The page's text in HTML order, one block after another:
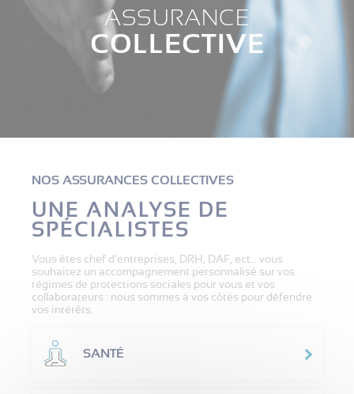
ASSURANCE
COLLECTIVE
NOS ASSURANCES COLLECTIVES
UNE ANALYSE DE
SPÉCIALISTES
Vous êtes chef d’entreprises, DRH, DAF, ect… vous
souhaitez un accompagnement personnalisé sur vos
régimes de protections sociales pour vous et vos
collaborateurs : nous sommes à vos côtés pour défendre
vos intérêts.
SANTÉ